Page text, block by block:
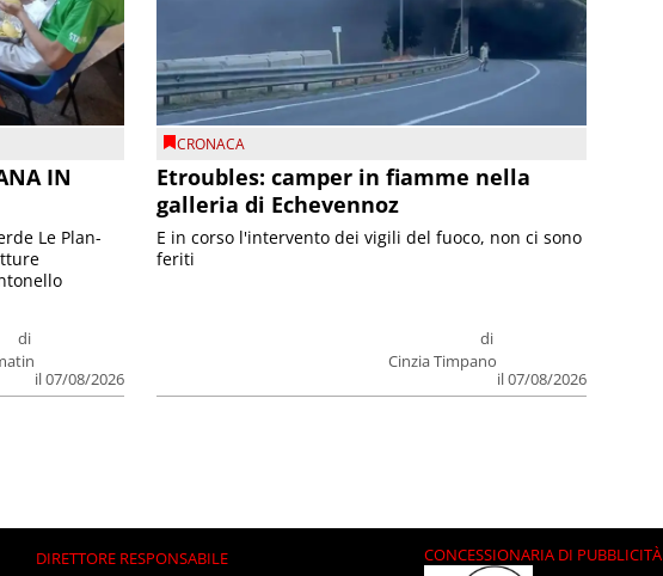
IN
di
il 07/08/2026
Le Plan-
CRONACA
Etroubles: camper in fiamme nella
galleria di Echevennoz
di
Cinzia Timpano
il 07/08/2026
E in corso l'intervento dei vigili del fuoco, non ci sono
feriti
DIRETTORE RESPONSABILE
CONCESSIONARIA DI PUBBLICITÀ